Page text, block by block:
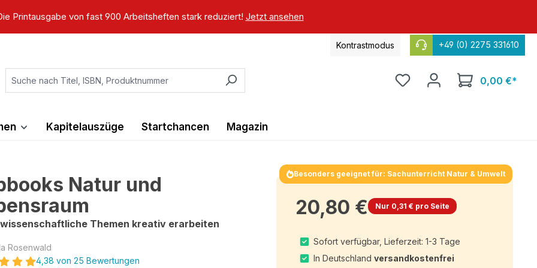
Printausgabe von fast 900 Arbeitsheften stark reduziert! Jetzt ansehen
Kontrastmodus +49 (0) 2275 331610
0,00 €*
Kapitelauszüge Startchancen Magazin
Natur und
Themen kreativ erarbeiten
Rosenwald
4,38 von 25 Bewertungen
Besonders geeignet für: Sachunterricht Natur & Umwelt
20,80 € Nur 0,31 € pro Seite
Sofort verfügbar, Lieferzeit: 1-3 Tage
In Deutschland versandkostenfrei